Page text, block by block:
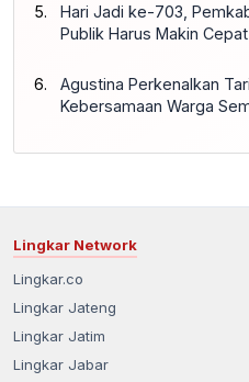
Hari Jadi ke-703,
Publik Harus Makin
Agustina Perkenalkan
Kebersamaan Warga
Lingkar Network
Lingkar.co
Lingkar Jateng
Lingkar Jatim
Lingkar Jabar